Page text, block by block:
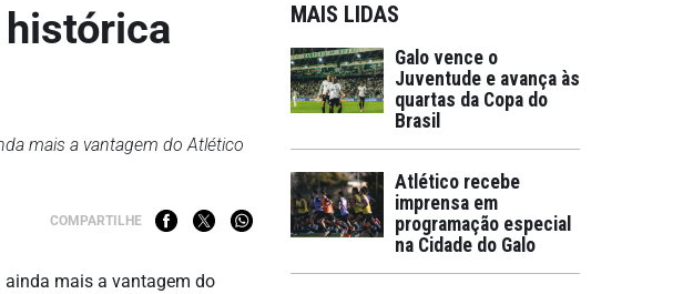
mais a vantagem do Atlético
COMPARTILHE
ainda mais a vantagem do
MAIS LIDAS
Galo vence o
Juventude e avança às
quartas da Copa do
Brasil
Atlético recebe
imprensa em
programação especial
na Cidade do Galo